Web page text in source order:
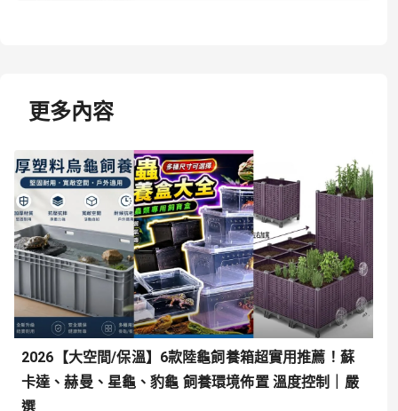
更多內容
2026【大空間/保溫】6款陸龜飼養箱超實用推薦！蘇
卡達、赫曼、星龜、豹龜 飼養環境佈置 溫度控制｜嚴
選